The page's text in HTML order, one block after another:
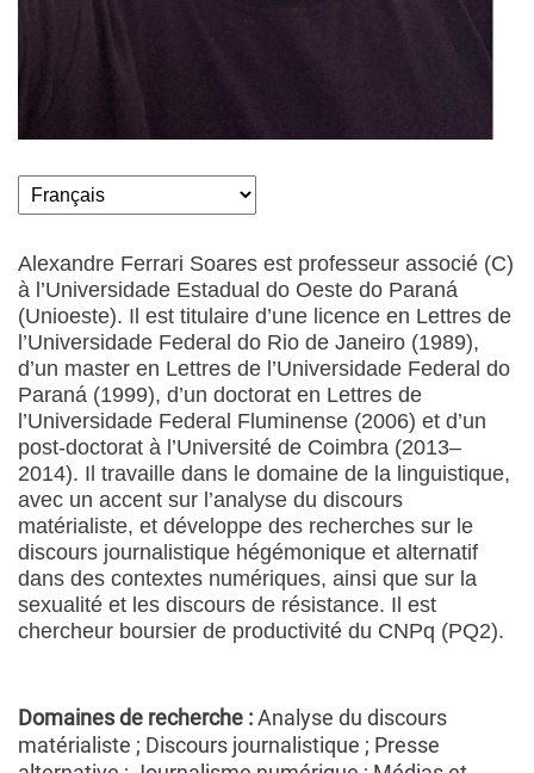
Alexandre Ferrari Soares est professeur associé (C)
à l’Universidade Estadual do Oeste do Paraná
(Unioeste). Il est titulaire d’une licence en Lettres de
l’Universidade Federal do Rio de Janeiro (1989),
d’un master en Lettres de l’Universidade Federal do
Paraná (1999), d’un doctorat en Lettres de
l’Universidade Federal Fluminense (2006) et d’un
post-doctorat à l’Université de Coimbra (2013–
2014). Il travaille dans le domaine de la linguistique,
avec un accent sur l’analyse du discours
matérialiste, et développe des recherches sur le
discours journalistique hégémonique et alternatif
dans des contextes numériques, ainsi que sur la
sexualité et les discours de résistance. Il est
chercheur boursier de productivité du CNPq (PQ2).
Domaines de recherche :Analyse du discours
matérialiste ; Discours journalistique ; Presse